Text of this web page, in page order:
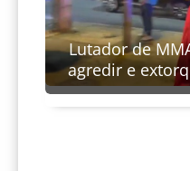
Lutador de
agredir e